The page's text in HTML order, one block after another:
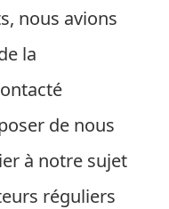
nous avions
la
de nous
à notre sujet
réguliers